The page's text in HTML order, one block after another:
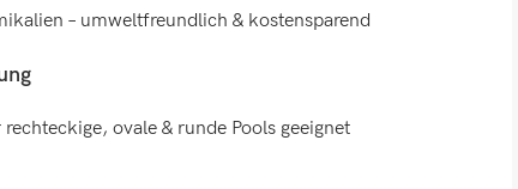
– umweltfreundlich & kostensparend
ovale & runde Pools geeignet